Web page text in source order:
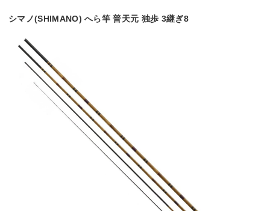
シマノ(SHIMANO) へら竿 普天元 独歩 3継ぎ8